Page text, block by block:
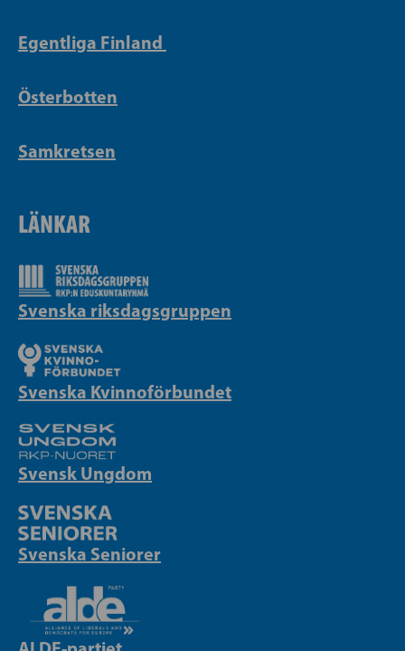
Egentliga Finland
Österbotten
Samkretsen
LÄNKAR
Svenska riksdagsgruppen
Svenska Kvinnoförbundet
Svensk Ungdom
Svenska Seniorer